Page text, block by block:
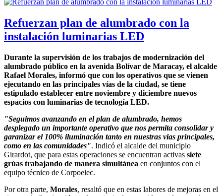
Refuerzan plan de alumbrado con la
instalación luminarias LED
Durante la supervisión de los trabajos de modernización del
alumbrado público en la avenida Bolívar de Maracay, el alcalde
Rafael Morales, informó que con los operativos que se vienen
ejecutando en las principales vías de la ciudad, se tiene
estipulado establecer entre noviembre y diciembre nuevos
espacios con luminarias de tecnología LED.
"Seguimos avanzando en el plan de alumbrado, hemos
desplegado un importante operativo que nos permita consolidar y
garanizar el 100% iluminación tanto en nuestras vias principales,
como en las comunidades". Indicó el alcalde del municipio
Girardot, que para estas operaciones se encuentran activas siete
grúas trabajando de manera simultánea en conjuntos con el
equipo técnico de Corpoelec.
Por otra parte, Morales, resaltó que en estas labores de mejoras en el